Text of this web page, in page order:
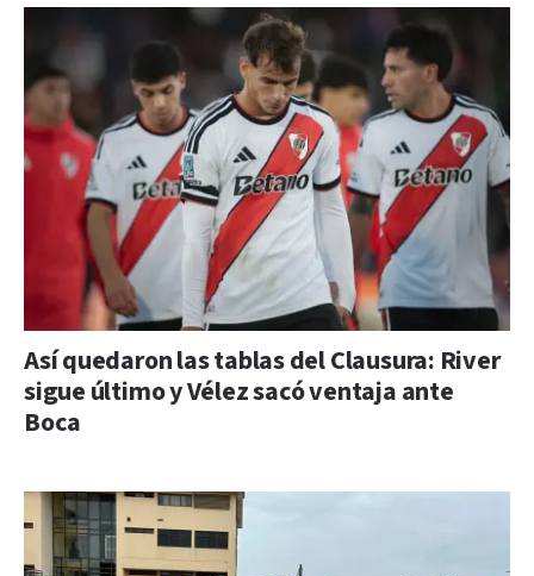
Así quedaron las tablas del Clausura: River
sigue último y Vélez sacó ventaja ante
Boca